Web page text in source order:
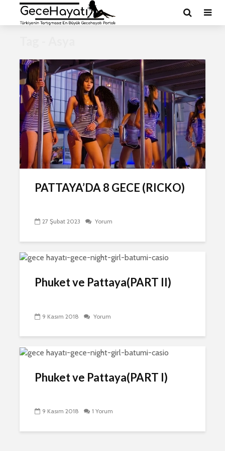
PATTAYA’DA 8 GECE (RICKO)
27 Şubat 2023 Yorum
Phuket ve Pattaya(PART II)
9 Kasım 2018 Yorum
Phuket ve Pattaya(PART I)
9 Kasım 2018 1 Yorum